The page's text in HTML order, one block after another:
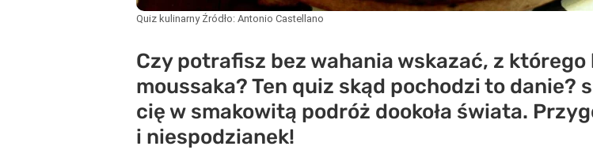
Quiz kulinarny Źródło: Antonio Castellano
Czy potrafisz bez wahania wskazać, z
moussaka? Ten quiz skąd pochodzi to
cię w smakowitą podróż dookoła świata.
i niespodzianek!